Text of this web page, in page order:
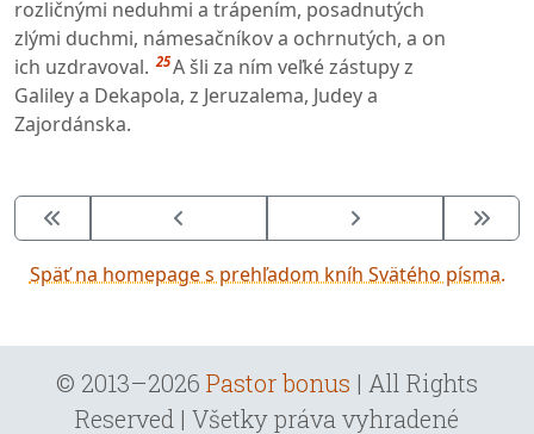
rozličnými neduhmi a trápením, posadnutých
zlými duchmi, námesačníkov a ochrnutých, a on
ich uzdravoval. 25A šli za ním veľké zástupy z
Galiley a Dekapola, z Jeruzalema, Judey a
Zajordánska.
Späť na homepage s prehľadom kníh Svätého písma.
© 2013–2026 Pastor bonus | All Rights
Reserved | Všetky práva vyhradené